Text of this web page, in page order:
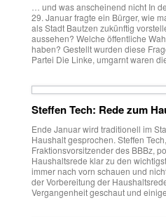
… und was anscheinend nicht In
29. Januar fragte ein Bürger, wie
als Stadt Bautzen zukünftig
aussehen? Welche öffentliche
haben? Gestellt wurden diese
Partei Die Linke, umgarnt waren
Steffen Tech: Rede zum
Ende Januar wird traditionell im
Haushalt gesprochen. Steffen
Fraktionsvorsitzender des BBBz,
Haushaltsrede klar zu den
immer nach vorn schauen und
der Vorbereitung der
Vergangenheit geschaut und